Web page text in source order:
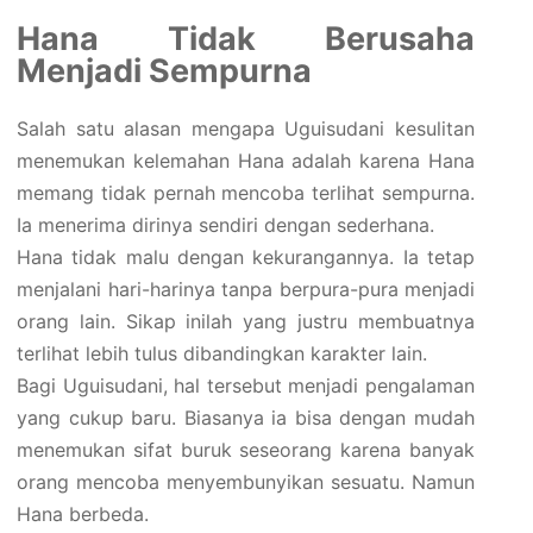
Hana Tidak Berusaha
Menjadi Sempurna
Salah satu alasan mengapa Uguisudani kesulitan
menemukan kelemahan Hana adalah karena Hana
memang tidak pernah mencoba terlihat sempurna.
Ia menerima dirinya sendiri dengan sederhana.
Hana tidak malu dengan kekurangannya. Ia tetap
menjalani hari-harinya tanpa berpura-pura menjadi
orang lain. Sikap inilah yang justru membuatnya
terlihat lebih tulus dibandingkan karakter lain.
Bagi Uguisudani, hal tersebut menjadi pengalaman
yang cukup baru. Biasanya ia bisa dengan mudah
menemukan sifat buruk seseorang karena banyak
orang mencoba menyembunyikan sesuatu. Namun
Hana berbeda.